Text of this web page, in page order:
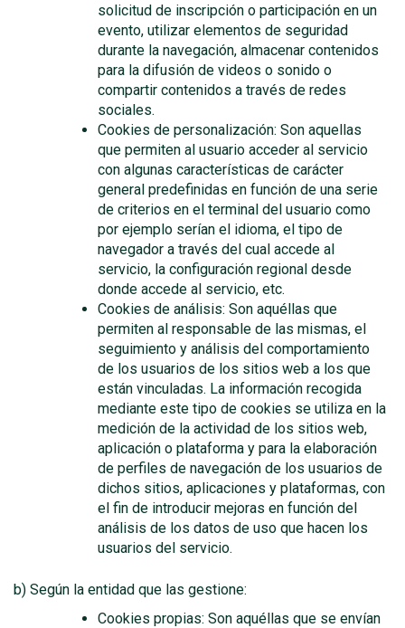
solicitud de inscripción o participación en un
evento, utilizar elementos de seguridad
durante la navegación, almacenar contenidos
para la difusión de videos o sonido o
compartir contenidos a través de redes
sociales.
Cookies de personalización: Son aquellas
que permiten al usuario acceder al servicio
con algunas características de carácter
general predefinidas en función de una serie
de criterios en el terminal del usuario como
por ejemplo serían el idioma, el tipo de
navegador a través del cual accede al
servicio, la configuración regional desde
donde accede al servicio, etc.
Cookies de análisis: Son aquéllas que
permiten al responsable de las mismas, el
seguimiento y análisis del comportamiento
de los usuarios de los sitios web a los que
están vinculadas. La información recogida
mediante este tipo de cookies se utiliza en la
medición de la actividad de los sitios web,
aplicación o plataforma y para la elaboración
de perfiles de navegación de los usuarios de
dichos sitios, aplicaciones y plataformas, con
el fin de introducir mejoras en función del
análisis de los datos de uso que hacen los
usuarios del servicio.
b) Según la entidad que las gestione:
Cookies propias: Son aquéllas que se envían